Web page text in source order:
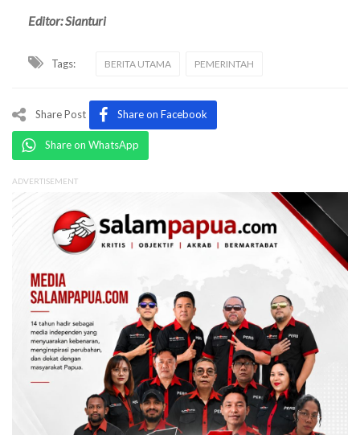
Editor: Sianturi
Tags: BERITA UTAMA PEMERINTAH
Share Post Share on Facebook
Share on WhatsApp
ADVERTISEMENT